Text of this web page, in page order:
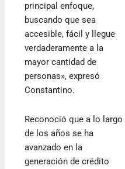
principal enfoque,
buscando que sea
accesible, fácil y llegue
verdaderamente a la
mayor cantidad de
personas», expresó
Constantino.
Reconoció que a lo largo
de los años se ha
avanzado en la
generación de crédito